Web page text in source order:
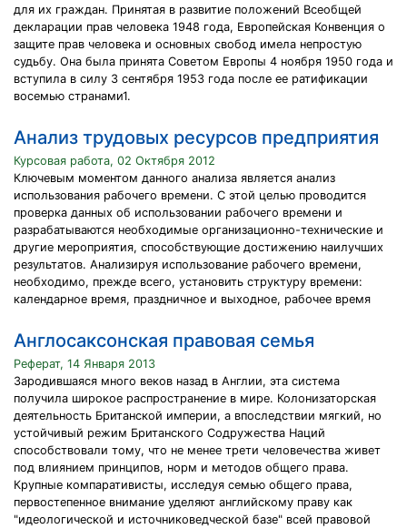
для их граждан. Принятая в развитие положений Всеобщей
декларации прав человека 1948 года, Европейская Конвенция о
защите прав человека и основных свобод имела непростую
судьбу. Она была принята Советом Европы 4 ноября 1950 года и
вступила в силу 3 сентября 1953 года после ее ратификации
восемью странами1.
Анализ трудовых ресурсов предприятия
Курсовая работа, 02 Октября 2012
Ключевым моментом данного анализа является анализ
использования рабочего времени. С этой целью проводится
проверка данных об использовании рабочего времени и
разрабатываются необходимые организационно-технические и
другие мероприятия, способствующие достижению наилучших
результатов. Анализируя использование рабочего времени,
необходимо, прежде всего, установить структуру времени:
календарное время, праздничное и выходное, рабочее время
Англосаксонская правовая семья
Реферат, 14 Января 2013
Зародившаяся много веков назад в Англии, эта система
получила широкое распространение в мире. Колонизаторская
деятельность Британской империи, а впоследствии мягкий, но
устойчивый режим Британского Содружества Наций
способствовали тому, что не менее трети человечества живет
под влиянием принципов, норм и методов общего права.
Крупные компаративисты, исследуя семью общего права,
первостепенное внимание уделяют английскому праву как
"идеологической и источниковедческой базе" всей правовой